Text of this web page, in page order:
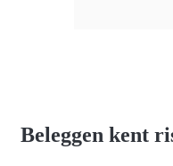
Beleggen kent